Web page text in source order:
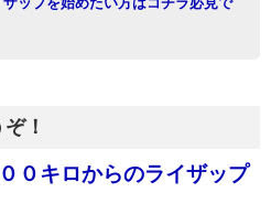
！
０キロからのライザップ